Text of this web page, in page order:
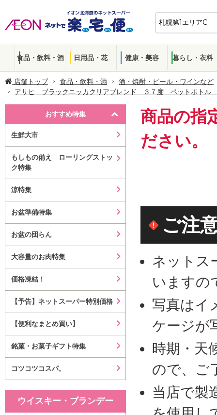
食品・飲料・酒 日用品・花 健康・美容 暮らし・衣料
店舗トップ 食品・飲料・酒
酒・焼酎・ビール・ワインなど
アサヒ ブラックニッカクリアブレンド ３７度 ペットボトル
おすすめ特集
生鮮大市
もしもの備え ローリングストッ
ク特集
涼特集
お盆準備特集
お盆の団らん
大容量のお肉特集
価格凍結！
【予告】ネットスーパー特別価格
【便利なまとめ買い】
銘菓・お菓子ギフト特集
コツコツコスパ。
ウイスキー・ブランデー
商品の指
ださい。
ご注
ネットス
いますの
写真はイ
ケージが
時期・天
ので、ご
当店で製